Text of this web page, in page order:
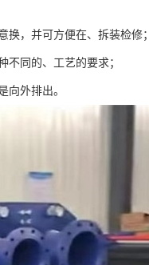
，并可方便在、拆装检修；
同的、工艺的要求；
向外排出。